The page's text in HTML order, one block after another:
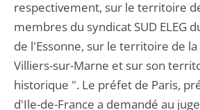
respectivement, sur le territoire
membres du syndicat SUD ELEG
de l'Essonne, sur le territoire de
Villiers-sur-Marne et sur son
historique ". Le préfet de Paris,
d'Ile-de-France a demandé au